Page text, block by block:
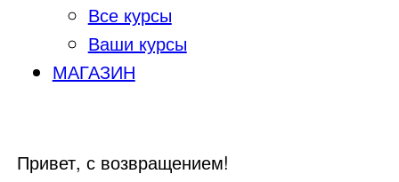
Все курсы
Ваши курсы
МАГАЗИН
Привет, с возвращением!